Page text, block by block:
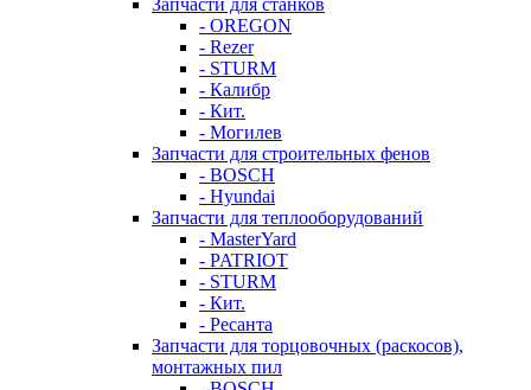
Запчасти для станков
- OREGON
- Rezer
- STURM
- Калибр
- Кит.
- Могилев
Запчасти для строительных фенов
- BOSCH
- Hyundai
Запчасти для теплооборудований
- MasterYard
- PATRIOT
- STURM
- Кит.
- Ресанта
Запчасти для торцовочных (раскосов),
монтажных пил